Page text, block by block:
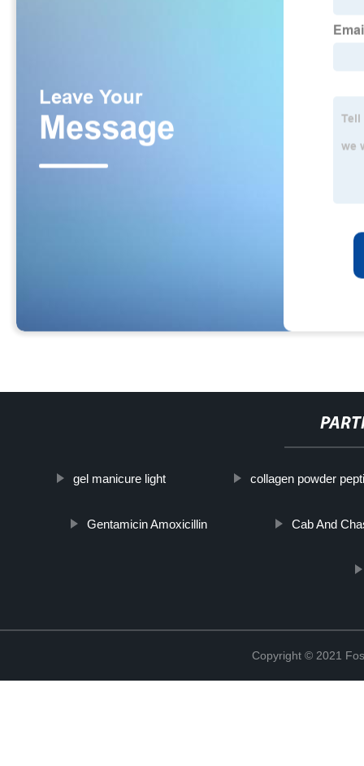
gel manicure light collagen powder
Gentamicin Amoxicillin Cab And
Copyright © 2021